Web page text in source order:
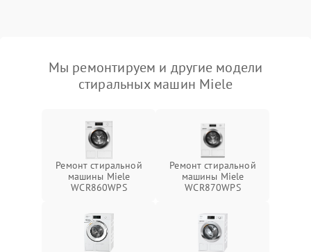
Мы ремонтируем и другие модели
стиральных машин Miele
Ремонт стиральной
машины Miele
WCR860WPS
Ремонт стиральной
машины Miele
WCR870WPS